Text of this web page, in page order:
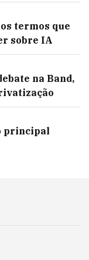
termos que
sobre IA
na Band,
principal